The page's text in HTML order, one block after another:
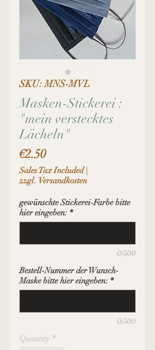
SKU: MNS-MVL
Masken-Stickerei :
"mein verstecktes
Lächeln"
€2.50Price
Sales Tax Included|
zzgl. Versandkosten
gewünschte Stickerei-Farbe bitte
hier eingeben: *
0/500
Bestell-Nummer der Wunsch-
Maske bitte hier eingeben: *
0/500
Quantity *